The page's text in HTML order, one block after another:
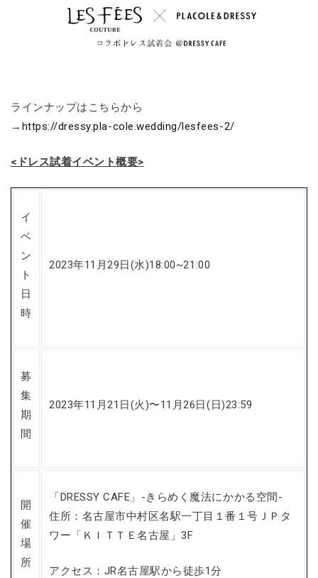
ラインナップはこちらから
→ https://dressy.pla-cole.wedding/lesfees-2/
<ドレス試着イベント概要>
イ
ベ
ン
ト
日
時
2023年11月29日(水)18:00~21:00
募
集
期
間
2023年11月21日(火)〜11月26日(日)23:59
開
催
場
所
「DRESSY CAFE」-きらめく魔法にかかる空間-
住所：名古屋市中村区名駅一丁目１番１号ＪＰタ
ワー「ＫＩＴＴＥ名古屋」3F
アクセス：JR名古屋駅から徒歩1分